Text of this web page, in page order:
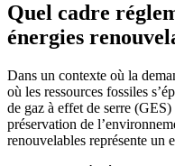
Quel cadre
énergies
Dans un contexte où la
où les ressources fossiles
de gaz à effet de serre
préservation de
renouvelables représente un